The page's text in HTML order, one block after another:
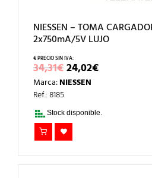
NIESSEN – TOMA
2x750mA/5V LUJO
34,31€EL
PRECIO
ORIGINAL
34,31€.
24,02€EL
PRECIO
Marca:NIESSEN
Ref.: 8185
Stock disponible.